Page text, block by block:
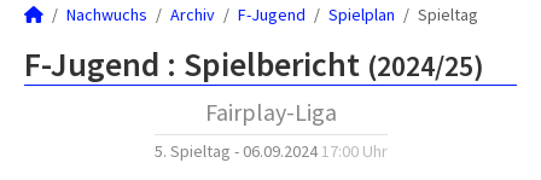
Nachwuchs Archiv F-Jugend Spielplan Spieltag
F-Jugend : Spielbericht (2024/25)
Fairplay-Liga
5. Spieltag - 06.09.202417:00 Uhr